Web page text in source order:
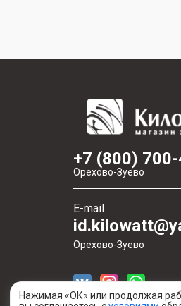
+7 (800)
Орехово-Зуево
E-mail
Орехово-Зуево
Нажимая «ОК» или продолжая